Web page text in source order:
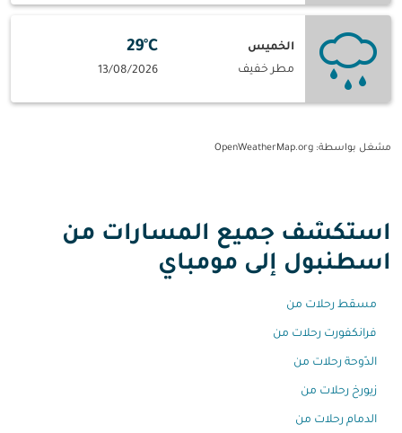
الخميس
مطر خفيف
29°C
13/08/2026
مشغل بواسطة: OpenWeatherMap.org
استكشف جميع المسارات من
اسطنبول إلى مومباي
مسقط رحلات من
فرانكفورت رحلات من
الدّوحة رحلات من
زيورخ رحلات من
الدمام رحلات من